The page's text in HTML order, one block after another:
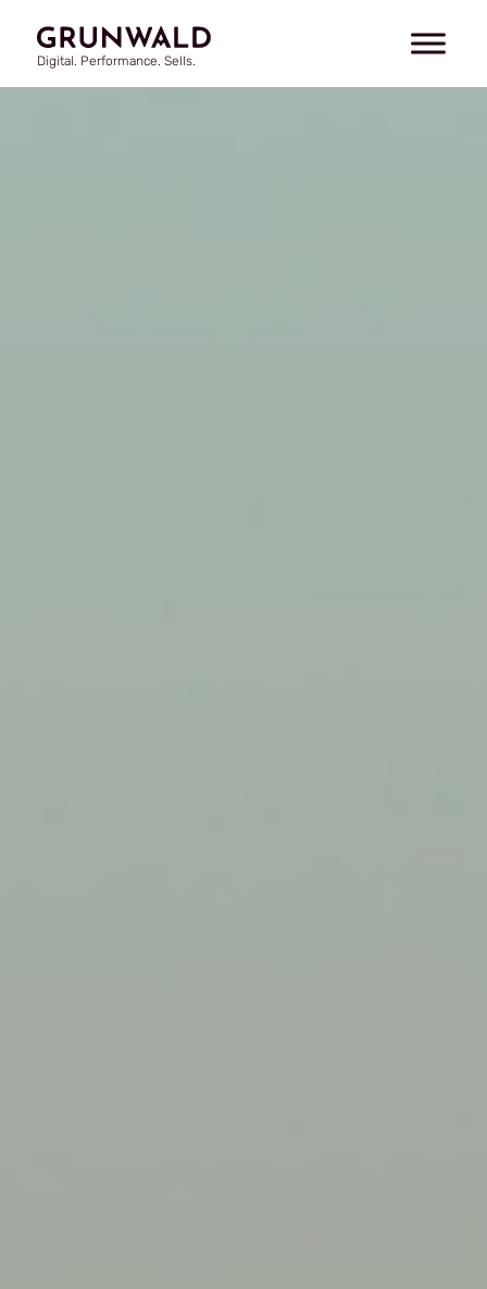
Digital. Performance. Sells.